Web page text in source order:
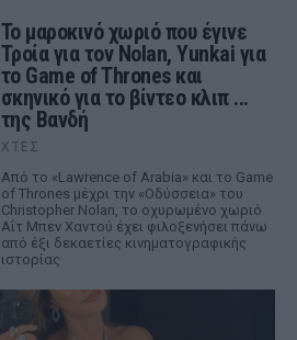
Το μαροκινό χωριό που έγινε
Τροία για τον Nolan, Yunkai για
το Game of Thrones και
σκηνικό για το βίντεο κλιπ ...
της Βανδή
ΧΤΕΣ
Από το «Lawrence of Arabia» και το Game
of Thrones μέχρι την «Οδύσσεια» του
Christopher Nolan, το οχυρωμένο χωριό
Αΐτ Μπεν Χαντού έχει φιλοξενήσει πάνω
από έξι δεκαετίες κινηματογραφικής
ιστορίας